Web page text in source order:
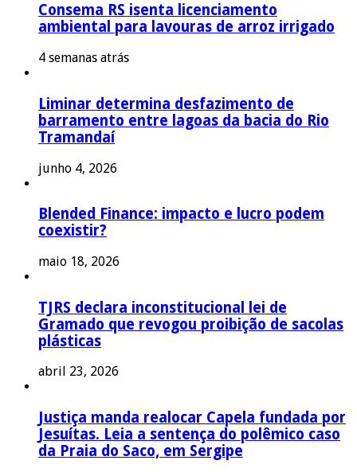
Consema RS isenta licenciamento
ambiental para lavouras de arroz irrigado
4 semanas atrás
Liminar determina desfazimento de
barramento entre lagoas da bacia do Rio
Tramandaí
junho 4, 2026
Blended Finance: impacto e lucro podem
coexistir?
maio 18, 2026
TJRS declara inconstitucional lei de
Gramado que revogou proibição de sacolas
plásticas
abril 23, 2026
Justiça manda realocar Capela fundada por
Jesuítas. Leia a sentença do polêmico caso
da Praia do Saco, em Sergipe